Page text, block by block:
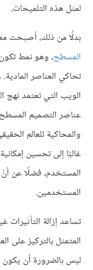
لمثل هذه التلميحات.
بدلًا من ذلك، أصبحت
المسطح، وهو نمط
الويب التي تعتمد
عناصر التصميم المسطح
والمحاكية للعالم
غالبًا إلى تحسين
المستخدم، فضلًا عن
المستخدمين.
تساعد إزالة
المتمثل بالتركيز على
ليس بالضرورة أن